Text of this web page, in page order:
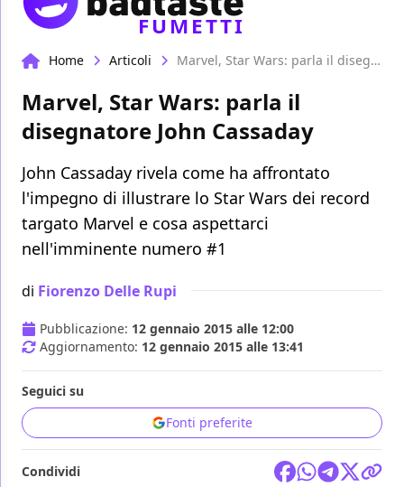
FUMETTI
Home Articoli Marvel, Star Wars: parla il disegnatore John Cassaday
Marvel, Star Wars: parla il
disegnatore John Cassaday
John Cassaday rivela come ha affrontato
l'impegno di illustrare lo Star Wars dei record
targato Marvel e cosa aspettarci
nell'imminente numero #1
di Fiorenzo Delle Rupi
Pubblicazione: 12 gennaio 2015 alle 12:00
Aggiornamento: 12 gennaio 2015 alle 13:41
Seguici su
Fonti preferite
Condividi